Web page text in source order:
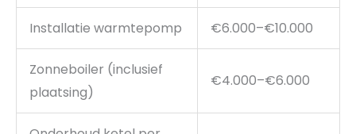
Installatie warmtepomp €6.000–€10.000
Zonneboiler (inclusief
plaatsing)
€4.000–€6.000